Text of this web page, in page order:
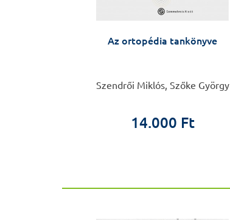
Az ortopédia tankönyve
Szendrői Miklós, Szőke György
14.000 Ft